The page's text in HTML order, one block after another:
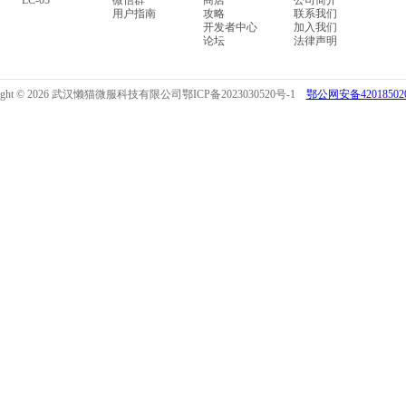
用户指南
攻略
开发者中心
论坛
联系我们
加入我们
法律声明
© 2026 武汉懒猫微服科技有限公司鄂ICP备2023030520号-1 鄂公网安备